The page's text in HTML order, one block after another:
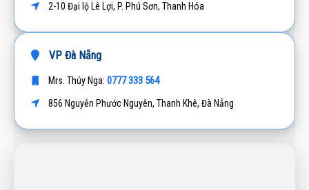
2-10 Đại lộ Lê Lợi, P. Phú Sơn, Thanh Hóa
VP Đà Nẵng
Mrs. Thúy Nga: 0777 333 564
856 Nguyễn Phước Nguyên, Thanh Khê, Đà Nẵng